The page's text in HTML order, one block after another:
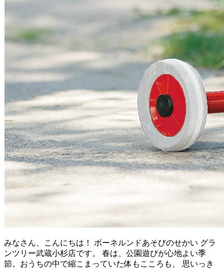
みなさん、こんにちは！ ボーネルンドあそびのせかい グラ
ンツリー武蔵小杉店です。 春は、公園遊びが心地よい季
節。おうちの中で縮こまっていた体もこころも、 思いっき